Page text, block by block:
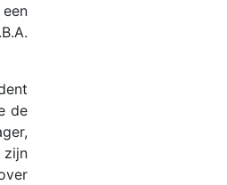
de
zijn